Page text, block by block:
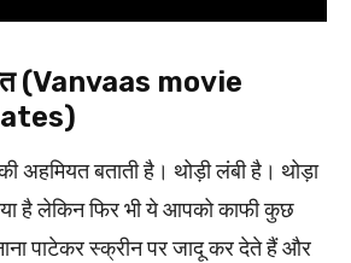
(Vanvaas movie
अहमियत बताती है। थोड़ी लंबी है। थोड़ा
गया है लेकिन फिर भी ये आपको काफी कुछ
पाटेकर स्क्रीन पर जादू कर देते हैं और